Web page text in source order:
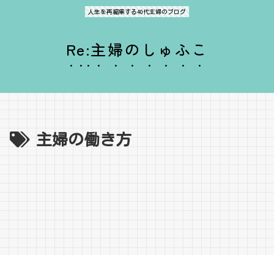
人生を再編集する40代主婦のブログ
Re:主婦のしゅふこ
主婦の働き方